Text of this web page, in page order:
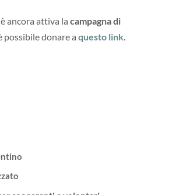
ancora attiva la campagna di
possibile donare a questo link.